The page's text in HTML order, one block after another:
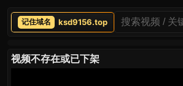
ksd9156.top
视频不存在或已下架